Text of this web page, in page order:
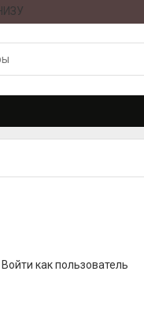
Войти как пользователь